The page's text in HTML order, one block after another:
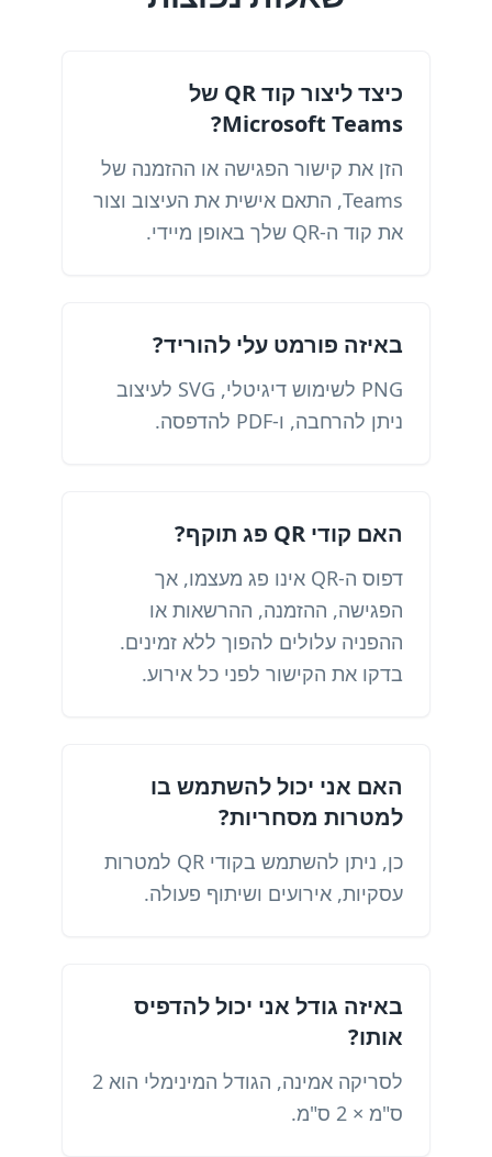
כיצד ליצור קוד QR של
Microsoft Teams?
הזן את קישור הפגישה או ההזמנה של
Teams, התאם אישית את העיצוב וצור
את קוד ה-QR שלך באופן מיידי.
באיזה פורמט עלי להוריד?
PNG לשימוש דיגיטלי, SVG לעיצוב
ניתן להרחבה, ו-PDF להדפסה.
האם קודי QR פג תוקף?
דפוס ה-QR אינו פג מעצמו, אך
הפגישה, ההזמנה, ההרשאות או
ההפניה עלולים להפוך ללא זמינים.
בדקו את הקישור לפני כל אירוע.
האם אני יכול להשתמש בו
למטרות מסחריות?
כן, ניתן להשתמש בקודי QR למטרות
עסקיות, אירועים ושיתוף פעולה.
באיזה גודל אני יכול להדפיס
אותו?
לסריקה אמינה, הגודל המינימלי הוא 2
ס"מ × 2 ס"מ.